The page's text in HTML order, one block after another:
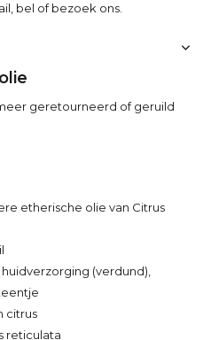
bel of bezoek ons.
geretourneerd of geruild
etherische olie van Citrus
(verdund),
citrus
reticulata